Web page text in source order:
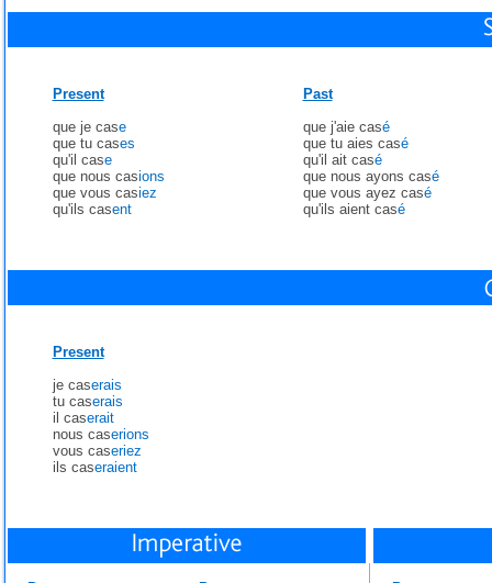
Present
que je case
que tu cases
qu'il case
que nous casions
que vous casiez
qu'ils casent
Past
que j'aie casé
que tu aies casé
qu'il ait casé
que nous ayons casé
que vous ayez casé
qu'ils aient casé
Present
je caserais
tu caserais
il caserait
nous caserions
vous caseriez
ils caseraient